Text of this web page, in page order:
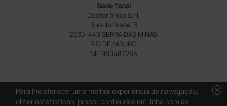
Sede fiscal
Doctor Shop S.r.l.
Rua da Presa, 3
2635-440 SERRA DAS MINAS
RIO DE MOURO
NIF 980487285
cancel
Para lhe oferecer uma melhor experiência de navegação,
obter estatísticas, propor conteúdos em linha com as